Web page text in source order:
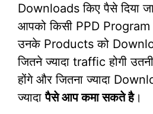
Downloads किए पैसे दिया
आपको किसी PPD Program
उनके Products को
जितने ज्यादा traffic होगी
होंगे और जितना ज्यादा
ज्यादापैसे आप कमा सकते है।